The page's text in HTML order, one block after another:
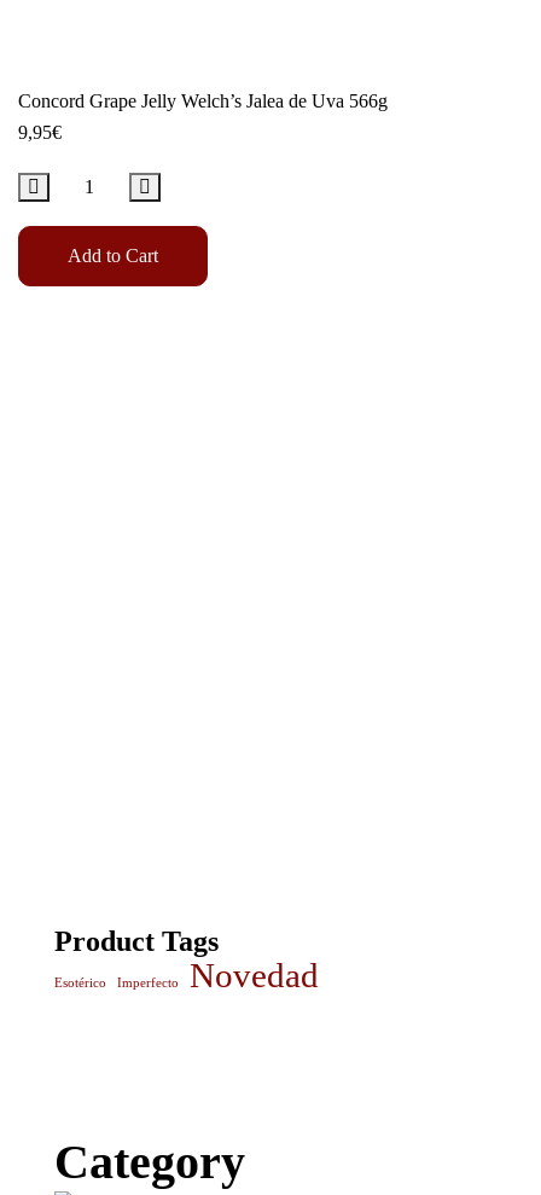
Concord Grape Jelly Welch’s Jalea de Uva 566g
9,95€
Add to Cart
Product Tags
Esotérico Imperfecto Novedad
Category